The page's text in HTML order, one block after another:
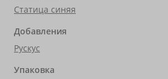
Статица синяя
Добавления
Рускус
Упаковка